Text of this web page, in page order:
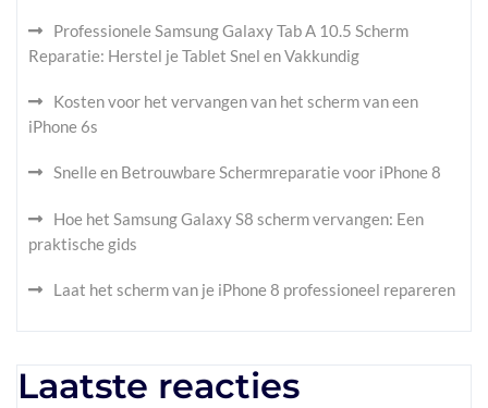
Professionele Samsung Galaxy Tab A 10.5 Scherm
Reparatie: Herstel je Tablet Snel en Vakkundig
Kosten voor het vervangen van het scherm van een
iPhone 6s
Snelle en Betrouwbare Schermreparatie voor iPhone 8
Hoe het Samsung Galaxy S8 scherm vervangen: Een
praktische gids
Laat het scherm van je iPhone 8 professioneel repareren
Laatste reacties